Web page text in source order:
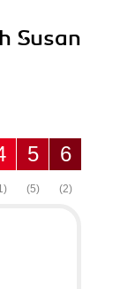
Susan
6
(2)
5
(5)